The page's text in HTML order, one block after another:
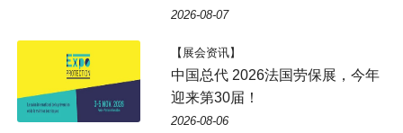
2026-08-07
【展会资讯】
中国总代 2026法国劳保展，今年
迎来第30届！
2026-08-06